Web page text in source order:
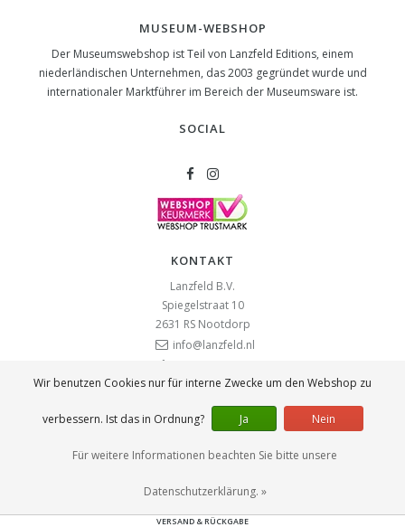
MUSEUM-WEBSHOP
Der Museumswebshop ist Teil von Lanzfeld Editions, einem
niederländischen Unternehmen, das 2003 gegründet wurde und
internationaler Marktführer im Bereich der Museumsware ist.
SOCIAL
KONTAKT
Lanzfeld B.V.
Spiegelstraat 10
2631 RS Nootdorp
info@lanzfeld.nl
ANMELDEN
GESCHÄFTSBEDINGUNGEN
VERSAND & RÜCKGABE
Wir benutzen Cookies nur für interne Zwecke um den Webshop zu
verbessern. Ist das in Ordnung? Ja Nein
Für weitere Informationen beachten Sie bitte unsere
Datenschutzerklärung. »